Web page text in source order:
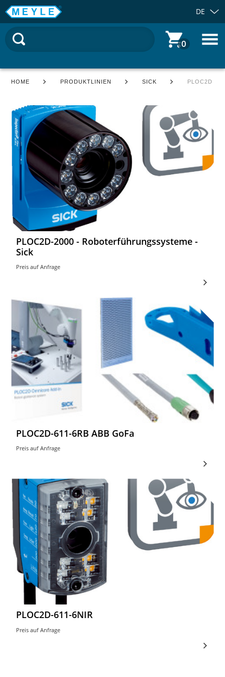
DE
0
HOME PRODUKTLINIEN SICK PLOC2D
PLOC2D-2000 - Roboterführungssysteme -
Sick
Preis auf Anfrage
PLOC2D-611-6RB ABB GoFa
Preis auf Anfrage
PLOC2D-611-6NIR
Preis auf Anfrage